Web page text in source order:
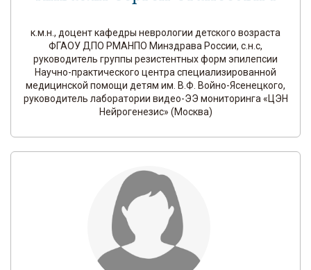
к.м.н., доцент кафедры неврологии детского возраста
ФГАОУ ДПО РМАНПО Минздрава России, с.н.с,
руководитель группы резистентных форм эпилепсии
Научно-практического центра специализированной
медицинской помощи детям им. В.Ф. Войно-Ясенецкого,
руководитель лаборатории видео-ЭЭ мониторинга «ЦЭН
Нейрогенезис» (Москва)